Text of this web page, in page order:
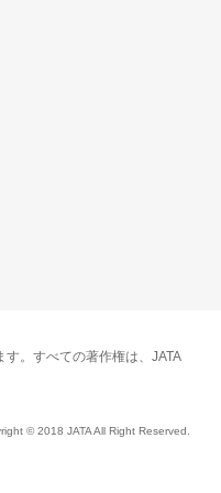
。すべての著作権は、JATA
© 2018 JATA All Right Reserved.